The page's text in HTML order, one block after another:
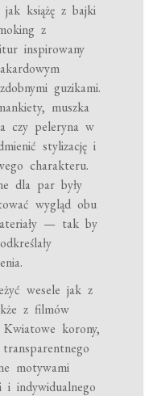
jak książę z bajki
z
inspirowany
guzikami.
muszka
czy peleryna w
stylizację i
charakteru.
dla par były
wygląd obu
— tak by
wesele jak z
z filmów
korony,
motywami
i indywidualnego